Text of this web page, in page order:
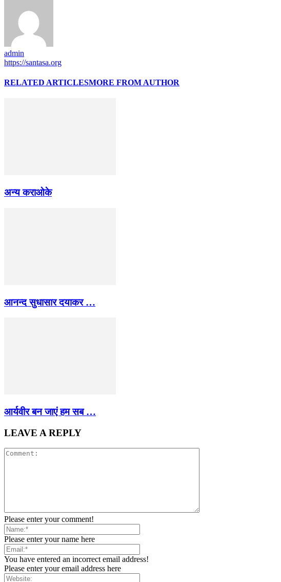
admin
https://santasa.org
RELATED ARTICLESMORE FROM AUTHOR
अन्य कराओके
आनन्द सुधासार दयाकर …
आर्यवीर बन जाएं हम सब …
LEAVE A REPLY
Please enter your comment!
Please enter your name here
You have entered an incorrect email address!
Please enter your email address here